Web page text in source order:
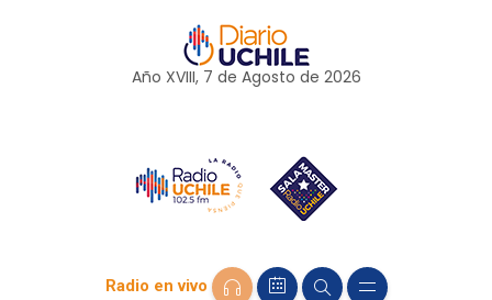
Año XVIII, 7 de Agosto de 2026
Radio en vivo